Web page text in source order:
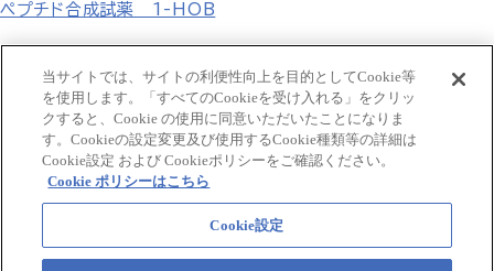
ペプチド合成試薬 1-HOB
フェニル誘導体 p-置換フェニル誘導体
GCLE・タゾバクタム β-ラクタム化合物
マルトール、エチルマルトール、レブリン酸
当サイトでは、サイトの利便性向上を目的としてCookie等
を使用します。「すべてのCookieを受け入れる」をクリッ
クすると、Cookie の使用に同意いただいたことになりま
す。Cookieの設定変更及び使用するCookie種類等の詳細は
Cookie設定 および Cookieポリシーをご確認ください。
Cookie ポリシーはこちら
Cookie設定